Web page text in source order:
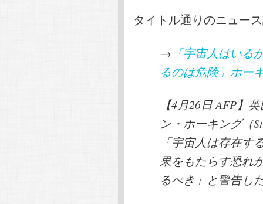
タイトル通りのニュー
→ 「宇宙人はい
るのは危険」ホー
【4月26日 AFP】
ン・ホーキング（
「宇宙人は存在
果をもたらす恐れ
るべき」と警告し